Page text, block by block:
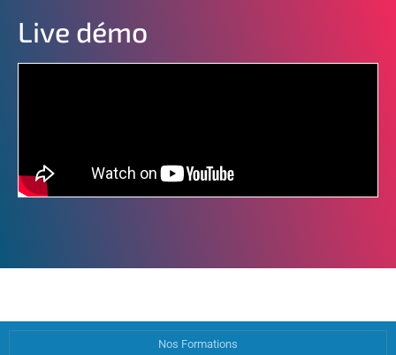
Live démo
Nos Formations